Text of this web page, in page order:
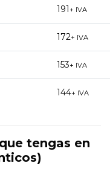
191 + IVA
172+ IVA
153+ IVA
144+ IVA
tengas en